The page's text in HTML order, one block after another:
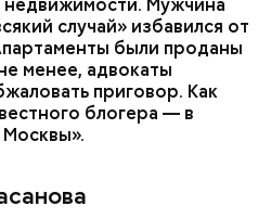
недвижимости. Мужчина
случай» избавился от
были проданы
менее, адвокаты
приговор. Как
блогера — в
Миссюра заявил, что ранее